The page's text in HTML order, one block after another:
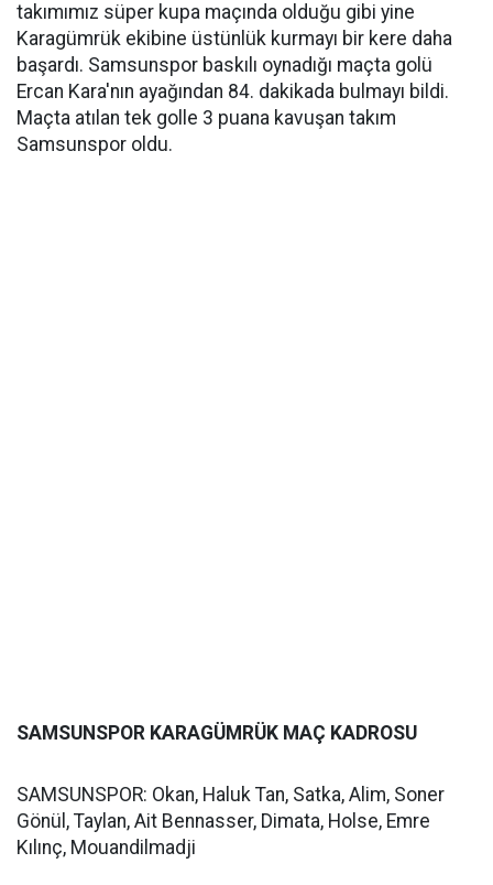
takımımız süper kupa maçında olduğu gibi yine
Karagümrük ekibine üstünlük kurmayı bir kere daha
başardı. Samsunspor baskılı oynadığı maçta golü
Ercan Kara'nın ayağından 84. dakikada bulmayı bildi.
Maçta atılan tek golle 3 puana kavuşan takım
Samsunspor oldu.
SAMSUNSPOR KARAGÜMRÜK MAÇ KADROSU
SAMSUNSPOR: Okan, Haluk Tan, Satka, Alim, Soner
Gönül, Taylan, Ait Bennasser, Dimata, Holse, Emre
Kılınç, Mouandilmadji